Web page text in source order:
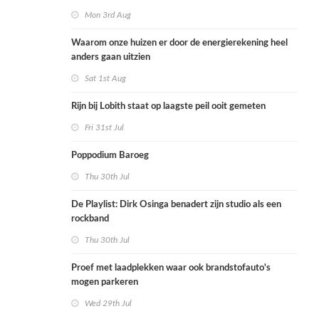
Mon 3rd Aug
Waarom onze huizen er door de energierekening heel
anders gaan uitzien
Sat 1st Aug
Rijn bij Lobith staat op laagste peil ooit gemeten
Fri 31st Jul
Poppodium Baroeg
Thu 30th Jul
De Playlist: Dirk Osinga benadert zijn studio als een
rockband
Thu 30th Jul
Proef met laadplekken waar ook brandstofauto's
mogen parkeren
Wed 29th Jul